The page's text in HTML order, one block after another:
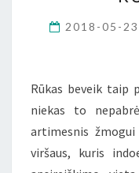
2018-05-23
Rūkas beveik taip
niekas to
artimesnis
viršaus, kuris